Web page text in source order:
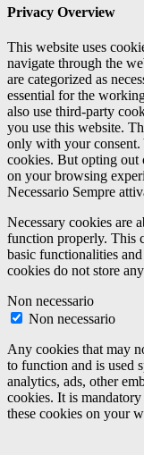
Privacy Overview
This website uses
navigate through the
are categorized as
essential for the
also use third-party
you use this website.
only with your consent.
cookies. But opting out
on your browsing
Necessario Sempre
Necessary cookies are
function properly. This
basic functionalities
cookies do not store
Non necessario
Non necessario
Any cookies that may
to function and is used
analytics, ads, other
cookies. It is
these cookies on your